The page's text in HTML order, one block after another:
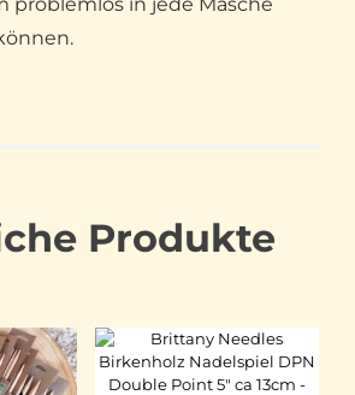
Produkte